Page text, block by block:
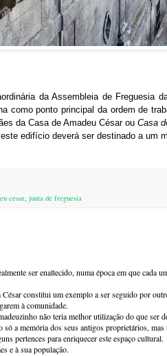
da Assembleia de Freguesia
como ponto principal da ordem de
da Casa de Amadeu César ou Casa
edifício deverá ser destinado a um
cesar, junta de freguesia
ser enaltecido, numa época em que cada
constitui um exemplo a ser seguido por
à comunidade.
não teria melhor utilização do que ser
só a memória dos seus antigos proprietários,
pertences para enriquecer este espaço cultural.
e à sua população.